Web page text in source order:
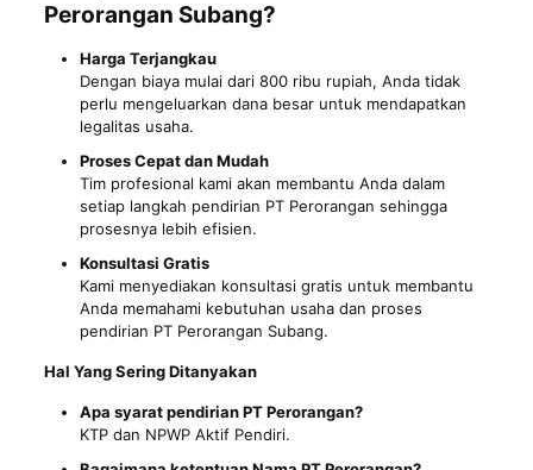
Perorangan Subang?
Harga Terjangkau
Dengan biaya mulai dari 800 ribu rupiah, Anda tidak
perlu mengeluarkan dana besar untuk mendapatkan
legalitas usaha.
Proses Cepat dan Mudah
Tim profesional kami akan membantu Anda dalam
setiap langkah pendirian PT Perorangan sehingga
prosesnya lebih efisien.
Konsultasi Gratis
Kami menyediakan konsultasi gratis untuk membantu
Anda memahami kebutuhan usaha dan proses
pendirian PT Perorangan Subang.
Hal Yang Sering Ditanyakan
Apa syarat pendirian PT Perorangan?
KTP dan NPWP Aktif Pendiri.